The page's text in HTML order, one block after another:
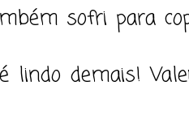
sofri para
lindo demais!